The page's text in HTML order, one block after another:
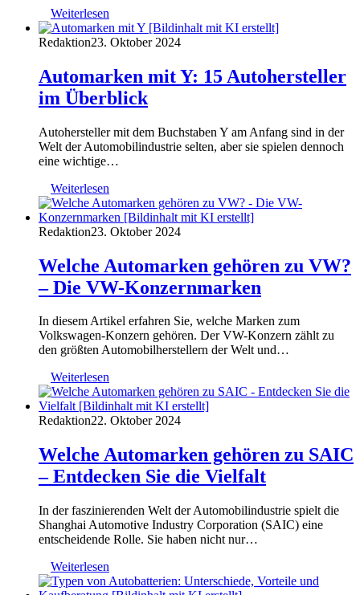
Weiterlesen
Redaktion23. Oktober 2024
Automarken mit Y: 15 Autohersteller
im Überblick
Autohersteller mit dem Buchstaben Y am Anfang sind in der
Welt der Automobilindustrie selten, aber sie spielen dennoch
eine wichtige…
Weiterlesen
Redaktion23. Oktober 2024
Welche Automarken gehören zu VW?
– Die VW-Konzernmarken
In diesem Artikel erfahren Sie, welche Marken zum
Volkswagen-Konzern gehören. Der VW-Konzern zählt zu
den größten Automobilherstellern der Welt und…
Weiterlesen
Redaktion22. Oktober 2024
Welche Automarken gehören zu SAIC
– Entdecken Sie die Vielfalt
In der faszinierenden Welt der Automobilindustrie spielt die
Shanghai Automotive Industry Corporation (SAIC) eine
entscheidende Rolle. Sie haben nicht nur…
Weiterlesen